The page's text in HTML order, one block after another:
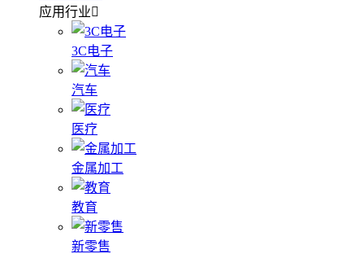
应用行业
3C电子
汽车
医疗
金属加工
教育
新零售